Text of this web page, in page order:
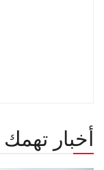
أخبار تهمك